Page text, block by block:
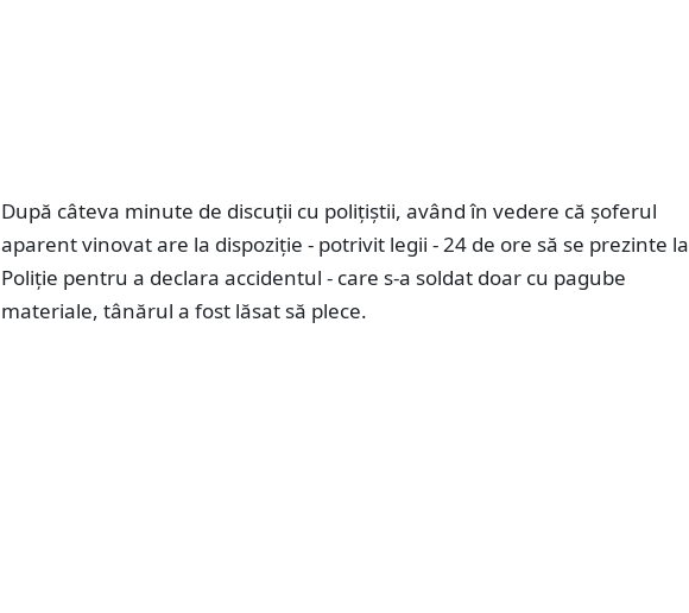
După câteva minute de discuții cu polițiștii, având în vedere că șoferul
aparent vinovat are la dispoziție - potrivit legii - 24 de ore să se prezinte la
Poliție pentru a declara accidentul - care s-a soldat doar cu pagube
materiale, tânărul a fost lăsat să plece.